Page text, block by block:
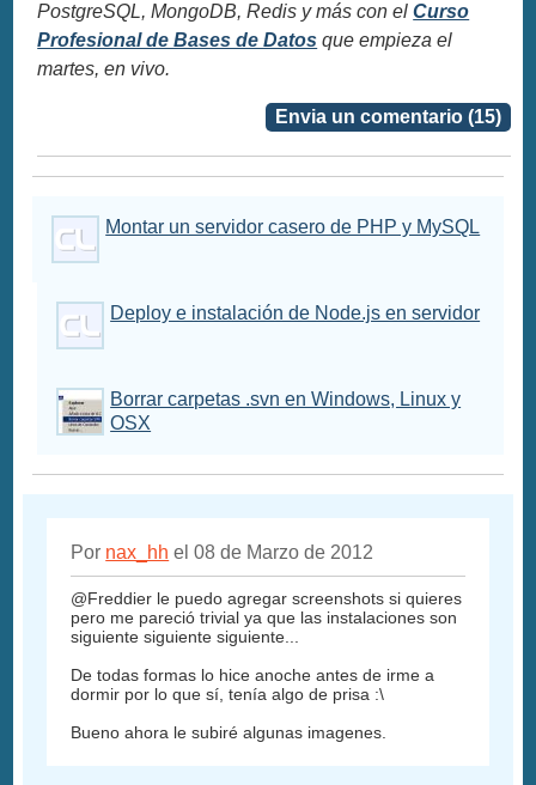
PostgreSQL, MongoDB, Redis y más con elCurso
Profesional de Bases de Datos que empieza el
martes, en vivo.
Envia un comentario (15)
Montar un servidor casero de PHP y MySQL
Deploy e instalación de Node.js en servidor
Borrar carpetas .svn en Windows, Linux y
OSX
Por nax_hh el 08 de Marzo de 2012
@Freddier le puedo agregar screenshots si quieres
pero me pareció trivial ya que las instalaciones son
siguiente siguiente siguiente...
De todas formas lo hice anoche antes de irme a
dormir por lo que sí, tenía algo de prisa :\
Bueno ahora le subiré algunas imagenes.